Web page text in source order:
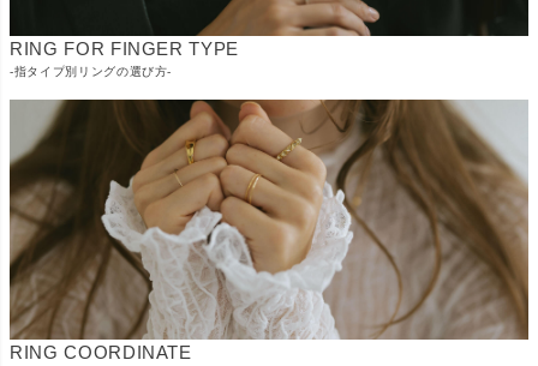
RING FOR FINGER TYPE
-指タイプ別リングの選び方-
RING COORDINATE